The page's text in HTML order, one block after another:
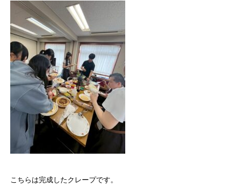
こちらは完成したクレープです。